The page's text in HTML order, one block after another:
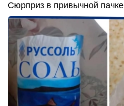
Сюрприз в привычной пачке